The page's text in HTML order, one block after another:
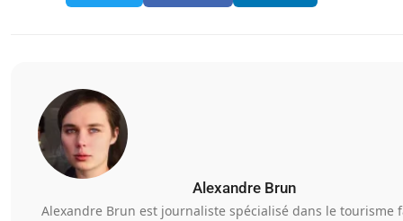
Alexandre Brun
Alexandre Brun est journaliste spécialisé dans le tourisme